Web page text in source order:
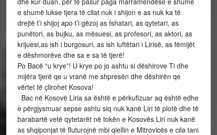
e shumë lukse tjera të cilat nuk i shijon e as nuk ka të
drejtë t’i shijoj apo t’i gëzoj as fshatari, as qytetari, as
punëtori, as bujku, as mësuesi, as profesori, as aktori, as
krijuesi,as ish i burgosuri, as ish luftëtari i Lirisë, as fëmijët
e dëshmorëve dhe sa e sa të tjerë!
Po Bacë “u krye”! U krye po jo ashtu si dëshirove Ti dhe
mijëra tjerë qe u vranë me shpresën dhe dëshirën qe
vërtet të çlirohet Kosova!
Bac në Kosovë Liria sa është e përkufizuar aq është edhe
e përgjysmuar sepse ashtu siq nuk kanë Liri të plotë dhe të
barabartë vetë qytetarët në tokën e Kosovës Liri nuk kanë
as shqiponjat të fluturojnë mbi qiellin e Mitrovicës e cila tani